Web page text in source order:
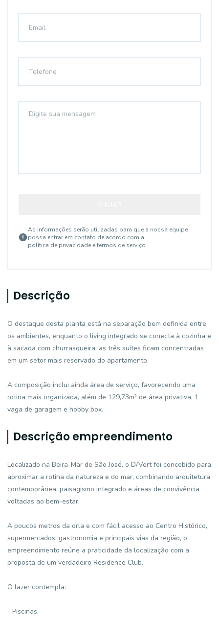
As informações serão utilizadas para que a nossa equipe
possa entrar em contato de acordo com a
política de privacidade e termos de serviço
Descrição
O destaque desta planta está na separação bem definida entre
os ambientes, enquanto o living integrado se conecta à cozinha e
à sacada com churrasqueira, as três suítes ficam concentradas
em um setor mais reservado do apartamento.
A composição inclui ainda área de serviço, favorecendo uma
rotina mais organizada, além de 129,73m² de área privativa, 1
vaga de garagem e hobby box.
Descrição empreendimento
Localizado na Beira-Mar de São José, o D/Vert foi concebido para
aproximar a rotina da natureza e do mar, combinando arquitetura
contemporânea, paisagismo integrado e áreas de convivência
voltadas ao bem-estar.
A poucos metros da orla e com fácil acesso ao Centro Histórico,
supermercados, gastronomia e principais vias da região, o
empreendimento reúne a praticidade da localização com a
proposta de um verdadeiro Residence Club.
O lazer contempla:
- Piscinas,